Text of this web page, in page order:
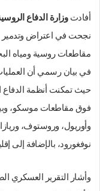
أفادتوزارة الدفاع
مقاطعات روسية ومياه
حيث تمكنت أنظمة الدفاع
فوق مقاطعات موسكو،
وأوريول، وروستوف،
نوفغورود، بالإضافة إلى
وأشار التقرير العسكري